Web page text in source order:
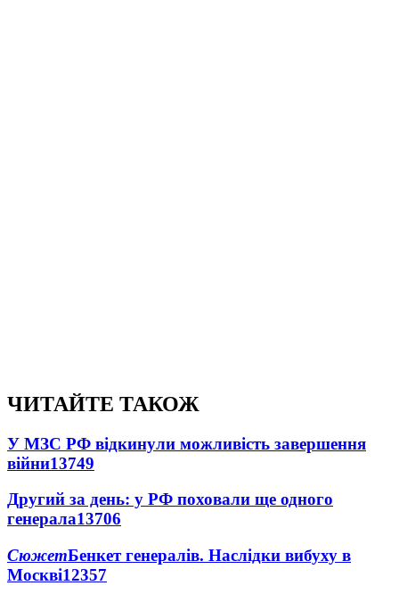
ЧИТАЙТЕ ТАКОЖ
У МЗС РФ відкинули можливість завершення
війни13749
Другий за день: у РФ поховали ще одного
генерала13706
СюжетБенкет генералів. Наслідки вибуху в
Москві12357